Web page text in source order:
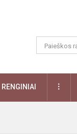
RENGINIAI